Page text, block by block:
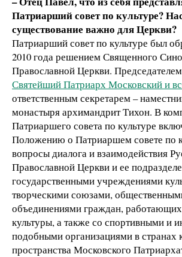
Патриарший совет по культуре?
существование важно для Церкви?
Патриарший совет по культуре был
2010 года решением Священного
Православной Церкви.
Святейший Патриарх Московский и
ответственным секретарем –
монастыря архимандрит Тихон. В
Патриаршего совета по культуре
Положению о Патриаршем совете по
вопросы диалога и взаимодействия
Православной Церкви и ее
государственными учреждениями
творческими союзами,
объединениями граждан,
культуры, а также со спортивными и
подобными организациями в странах
пространства Московского